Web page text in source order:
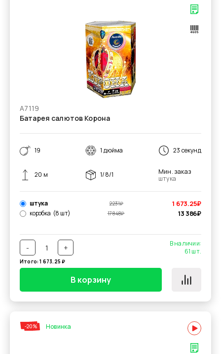
А7119
Батарея салютов Корона
19 1 дюйма 23 секунд
20 м 1/8/1
Мин. заказ
штука
штука 2 231₽ 1 673.25₽
коробка (8 шт) 17 848₽ 13 386₽
- +
В наличии:
61 шт.
Итого:1 673.25 ₽
В корзину
-20% Новинка